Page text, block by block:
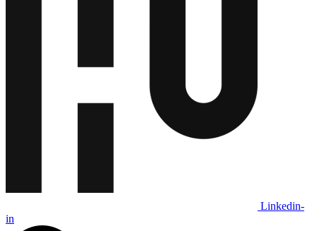
Linkedin-
in